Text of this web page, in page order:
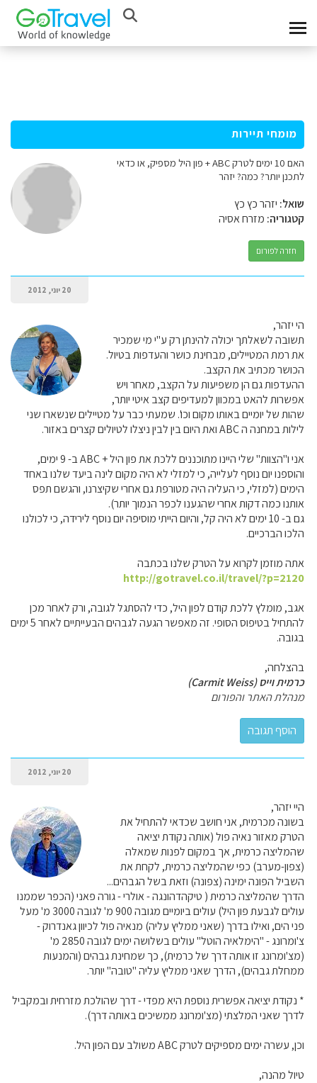
מומחי תיירות
האם 10 ימים לטרק ABC + פון היל מספיק, או כדאי
לתכנן יותר? כמה? יזהר
שואל: יזהר כץ כץ
קטגוריה: מזרח אסיה
חזרה לפורום
20 יוני, 2012
הי יזהר,
תשובה לשאלתך יכולה להינתן רק ע"י מי שמכיר
את רמת המטיילים, מבחינת כושר והעדפות בטיול.
הכושר מכתיב את הקצב.
ההעדפות גם הן משפיעות על הקצב, מאחר ויש
אפשרות להאט במכוון למעדיפים קצב איטי יותר,
שהות של יומיים באותו מקום וכו'. שמעתי כבר על מטיילים שנשארו שני
לילות במחנה ה ABC ואת היום בין לבין ניצלו לטיולים קצרים באזור.
אני ו"הצוות" שלי היינו מתוכננים ללכת את פון היל + ABC ב- 9 ימים,
והוספנו יום נוסף לעלייה, כי למזלי לא היה מקום לינה ביעד שלנו באחד
הימים (למזלי, כי העליה היה מטורפת גם אחרי שקיצרנו, והגשם תפס
אותנו כמה דקות אחרי שהגענו לכפר הנמוך יותר).
גם ב- 10 ימים לא היה קל, והיום הייתי מוסיפה יום נוסף לירידה, כי לכולנו
הלכו הברכיים.
אתה מוזמן לקרוא על הטרק שלנו בכתבה
http://gotravel.co.il/travel/?p=2120
אגב, מומלץ ללכת קודם לפון היל, כדי להסתגל לגובה, ורק לאחר מכן
להתחיל בטיפוס הסופי. זה מאפשר הגעה לגבהים הבעייתיים לאחר 5 ימים
בגובה.
בהצלחה,
כרמית וייס (Carmit Weiss)
מנהלת האתר והפורום
20 יוני, 2012
היי יזהר,
בשונה מכרמית, אני חושב שכדאי להתחיל את
הטרק מאזור נאיה פול (אותה נקודת יציאה
שהמליצה כרמית, אך במקום לפנות שמאלה
(צפון-מערב) כפי שהמליצה כרמית, לקחת את
השביל הפונה ימינה (צפונה) וזאת בשל הגבהים...
הדרך שהמליצה כרמית ( טיקהדהונגה - אולרי - גורה פאני (הכפר שממנו
עולים לגבעת פון היל) עולים ביומיים מגובה 900 מ' לגובה 3000 מ' מעל
פני הים, ואילו בדרך (שאני ממליץ עליה) מנאיה פול לכיוון גאנדרוק -
צ'ומרונג - "הימלאיה הוטל" עולים בשלושה ימים לגובה 2850 מ'
(מצ'ומרונג זו אותה דרך של כרמית), כך שמחינת גבהים (והמנעות
ממחלת גבהים), הדרך שאני ממליץ עליה "טובה" יותר.
* נקודת יציאה אפשרית נוספת היא מפדי - דרך שהולכת מזרחית ובמקביל
לדרך שאני המלצתי (מצ'ומרונג ממשיכים באותה דרך).
וכן, עשרה ימים מספיקים לטרק ABC משולב עם הפון היל.
טיול מהנה,